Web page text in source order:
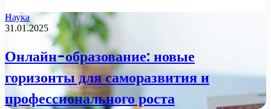
Наука
31.01.2025
Онлайн-образование: новые
горизонты для саморазвития и
профессионального роста